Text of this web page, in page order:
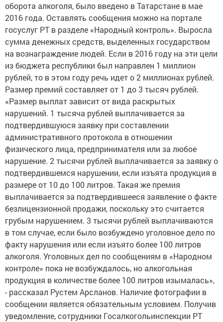
оборота алкоголя, было введено в Татарстане в мае
2016 года. Оставлять сообщения можно на портале
госуслуг РТ в разделе «Народный контроль». Выросла
сумма денежных средств, выделенных государством
на вознаграждение людей. Если в 2016 году на эти цели
из бюджета республики был направлен 1 миллион
рублей, то в этом году речь идет о 2 миллионах рублей.
Размер премий составляет от 1 до 3 тысяч рублей.
«Размер выплат зависит от вида раскрытых
нарушений. 1 тысяча рублей выплачивается за
подтвердившуюся заявку при составлении
административного протокола в отношении
физического лица, предпринимателя или за любое
нарушение. 2 тысячи рублей выплачивается за заявку о
подтвердившемся нарушении, если изъята продукция в
размере от 10 до 100 литров. Такая же премия
выплачивается за подтвердившееся заявление о факте
безлицензионной продажи, поскольку это считается
грубым нарушением. 3 тысячи рублей выплачиваются
в том случае, если было возбуждено уголовное дело по
факту нарушения или если изъято более 100 литров
алкоголя. Уголовных дел по сообщениям в «Народном
контроле» пока не возбуждалось, но алкогольная
продукция в количестве более 100 литров изымалась»,
- рассказал Рустем Арсланов. Наличие фотографии в
сообщении является обязательным условием. Получив
уведомление, сотрудники Госалкогольинспекции РТ